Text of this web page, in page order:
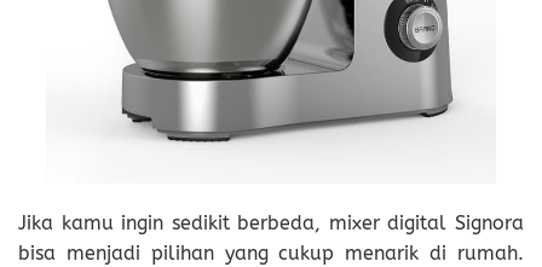
Jika kamu ingin sedikit berbeda, mixer digital Signora
bisa menjadi pilihan yang cukup menarik di rumah.